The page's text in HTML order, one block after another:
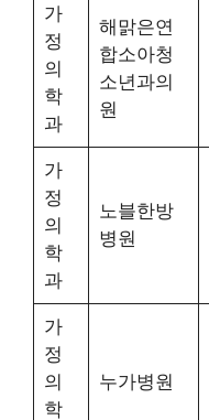
가
정
의
학
과
해맑은연
합소아청
소년과의
원
가
정
의
학
과
노블한방
병원
가
정
의
학
누가병원